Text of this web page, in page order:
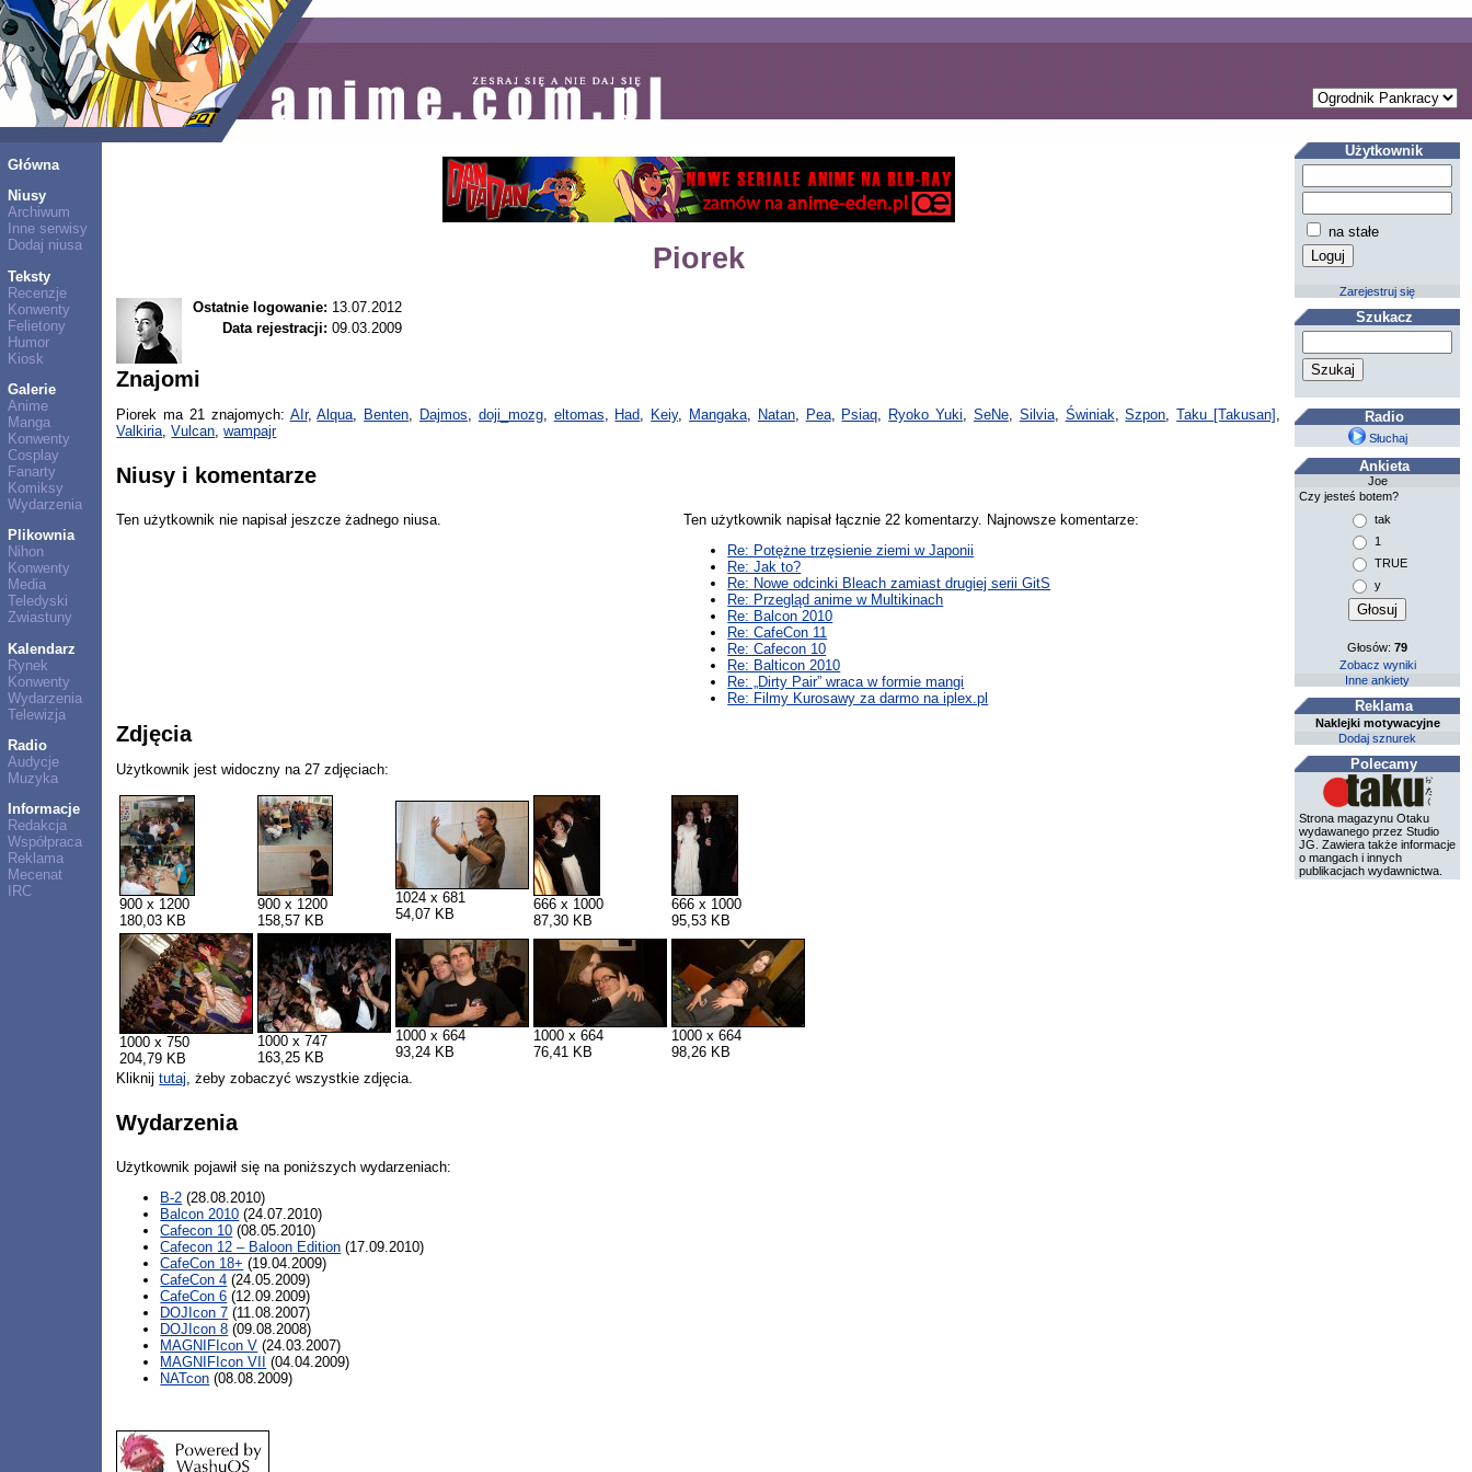
Główna
Niusy
Archiwum
Inne serwisy
Dodaj niusa
Teksty
Recenzje
Konwenty
Felietony
Humor
Kiosk
Galerie
Anime
Manga
Konwenty
Cosplay
Fanarty
Komiksy
Wydarzenia
Plikownia
Nihon
Konwenty
Media
Teledyski
Zwiastuny
Kalendarz
Rynek
Konwenty
Wydarzenia
Telewizja
Radio
Audycje
Muzyka
Informacje
Redakcja
Współpraca
Reklama
Mecenat
IRC
Piorek
Ostatnie logowanie: 13.07.2012
Data rejestracji: 09.03.2009
Znajomi
Piorek ma 21 znajomych: AIr,Alqua, Benten, Dajmos, doji_mozg, eltomas, Had, Keiy, Mangaka, Natan, Pea, Psiaq, Ryoko Yuki, SeNe, Silvia, Świniak,Szpon,Taku [Takusan] ,
Valkiria,Vulcan,wampajr
Niusy i komentarze
Ten użytkownik nie napisał jeszcze żadnego niusa.
Ten użytkownik napisał łącznie 22 komentarzy. Najnowsze komentarze:
Re: Potężne trzęsienie ziemi w Japonii
Re: Jak to?
Re: Nowe odcinki Bleach zamiast drugiej serii GitS
Re: Przegląd anime w Multikinach
Re: Balcon 2010
Re: CafeCon 11
Re: Cafecon 10
Re: Balticon 2010
Re: „Dirty Pair” wraca w formie mangi
Re: Filmy Kurosawy za darmo na iplex.pl
Zdjęcia
Użytkownik jest widoczny na 27 zdjęciach:
900 x 1200
180,03 KB
900 x 1200
158,57 KB
1024 x 681
54,07 KB
666 x 1000
87,30 KB
666 x 1000
95,53 KB
1000 x 750
204,79 KB
1000 x 747
163,25 KB
1000 x 664
93,24 KB
1000 x 664
76,41 KB
1000 x 664
98,26 KB
Kliknijtutaj, żeby zobaczyć wszystkie zdjęcia.
Wydarzenia
Użytkownik pojawił się na poniższych wydarzeniach:
B-2 (28.08.2010)
Balcon 2010 (24.07.2010)
Cafecon 10 (08.05.2010)
Cafecon 12 – Baloon Edition (17.09.2010)
CafeCon 18+ (19.04.2009)
CafeCon 4 (24.05.2009)
CafeCon 6 (12.09.2009)
DOJIcon 7 (11.08.2007)
DOJIcon 8 (09.08.2008)
MAGNIFIcon V (24.03.2007)
MAGNIFIcon VII
(04.04.2009)
NATcon (08.08.2009)
Użytkownik
na stałe
Zarejestruj się
Szukacz
Radio
Słuchaj
Ankieta
Joe
Czy jesteś botem?
tak
1
TRUE
y
Głosów:79
Zobacz wyniki
Inne ankiety
Reklama
Naklejki motywacyjne
Dodaj sznurek
Polecamy
Strona magazynu Otaku
wydawanego przez Studio
JG. Zawiera także informacje
o mangach i innych
publikacjach wydawnictwa.